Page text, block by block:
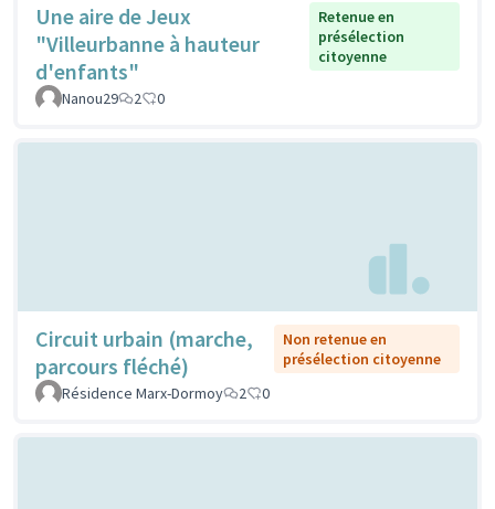
Une aire de Jeux
"Villeurbanne à hauteur
d'enfants"
Retenue en
présélection
citoyenne
Nanou29 2 0
Circuit urbain (marche,
parcours fléché)
Non retenue en
présélection citoyenne
Résidence Marx-Dormoy
2 0